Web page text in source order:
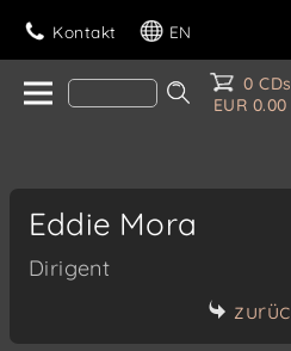
Kontakt EN
0 CDs
EUR 0.00
Eddie Mora
Dirigent